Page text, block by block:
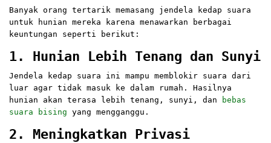
Banyak orang tertarik memasang jendela kedap suara
untuk hunian mereka karena menawarkan berbagai
keuntungan seperti berikut:
1. Hunian Lebih Tenang dan Sunyi
Jendela kedap suara ini mampu memblokir suara dari
luar agar tidak masuk ke dalam rumah. Hasilnya
hunian akan terasa lebih tenang, sunyi, dan
bebas
suara bising yang mengganggu.
2. Meningkatkan Privasi